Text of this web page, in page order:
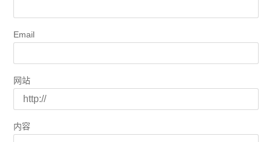
Email
网站
内容